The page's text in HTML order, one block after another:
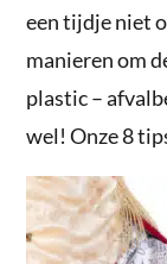
een tijdje niet
manieren om
plastic –
wel! Onze 8